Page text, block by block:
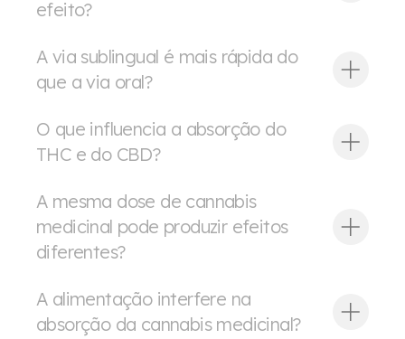
efeito?
A via sublingual é mais rápida do
que a via oral?
O que influencia a absorção do
THC e do CBD?
dose
A mesma dose de cannabis
medicinal pode produzir efeitos
diferentes?
A alimentação interfere na
absorção da cannabis medicinal?